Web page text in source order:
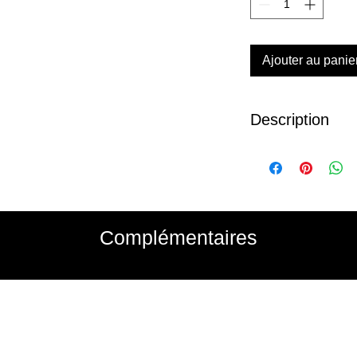
Ajouter au
Description
offerts chez Reflet
Complémentaires